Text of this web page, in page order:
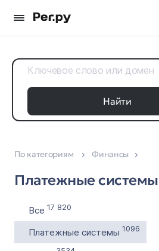
Найти
Доменные
Все 35
Дата регистрации
с
Выставлен на продажу
По категориям Финансы
Платежные системы
Все 17 820
Платежные системы 1096